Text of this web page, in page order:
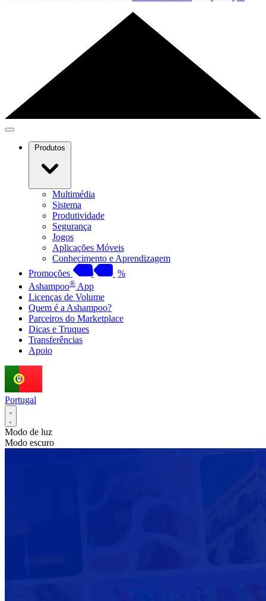
Produtos
Multimédia
Sistema
Produtividade
Segurança
Jogos
Aplicações Móveis
Conhecimento e Aprendizagem
Promoções
%
Ashampoo® App
Licenças de Volume
Quem é a Ashampoo?
Parceiros do Marketplace
Dicas e Truques
Transferências
Apoio
Portugal
Modo de luz
Modo escuro